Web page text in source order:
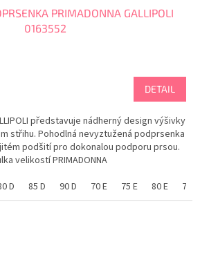
PRIMADONNA GALLIPOLI
0163552
DETAIL
představuje nádherný design výšivky
střihu. Pohodlná nevyztužená podprsenka
podšití pro dokonalou podporu prsou.
velikostí PRIMADONNA
D 85 D 90 D 70 E 75 E 80 E 75 F